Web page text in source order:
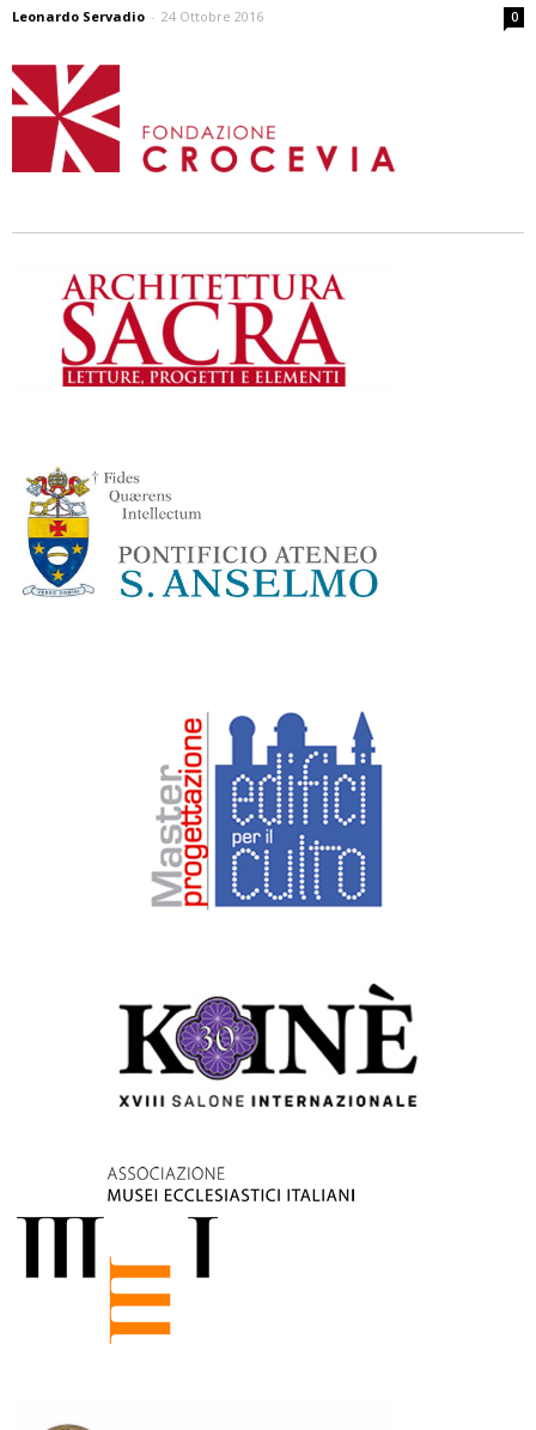
Leonardo Servadio - 24 Ottobre 2016 0